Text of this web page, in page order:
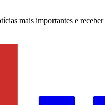
mais importantes e receber